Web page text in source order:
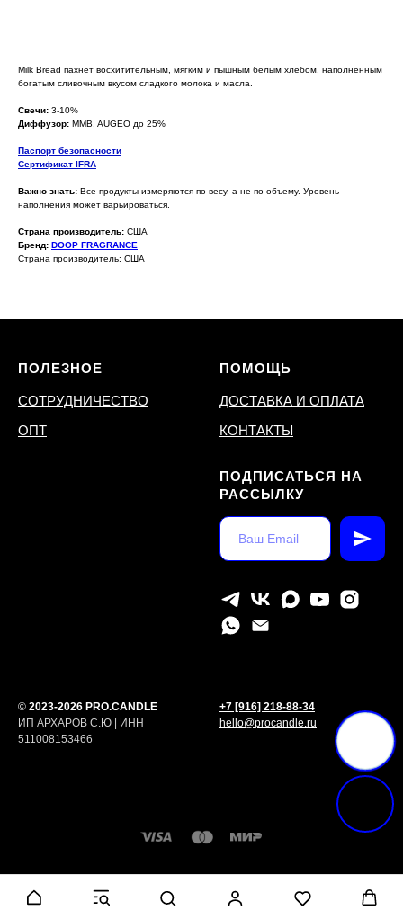
Milk Bread пахнет восхитительным, мягким и пышным белым хлебом, наполненным
богатым сливочным вкусом сладкого молока и масла.
Свечи: 3-10%
Диффузор: MMB, AUGEO до 25%
Паспорт безопасности
Сертификат IFRA
Важно знать: Все продукты измеряются по весу, а не по объему. Уровень
наполнения может варьироваться.
Страна производитель: США
Бренд: DOOP FRAGRANCE
Страна производитель: США
ПОЛЕЗНОЕ
СОТРУДНИЧЕСТВО
ОПТ
ПОМОЩЬ
ДОСТАВКА И ОПЛАТА
КОНТАКТЫ
ПОДПИСАТЬСЯ НА
РАССЫЛКУ
© 2023-2026 PRO.CANDLE
ИП АРХАРОВ С.Ю | ИНН
511008153466
+7 [916] 218-88-34
hello@procandle.ru
Made on Tilda